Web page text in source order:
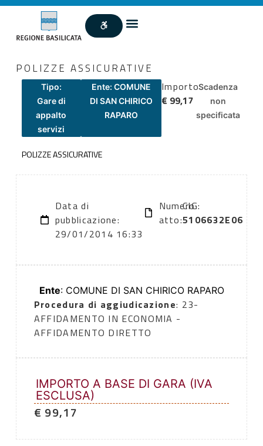
POLIZZE ASSICURATIVE
Tipo:
Gare di
appalto
servizi
Ente: COMUNE
DI SAN CHIRICO
RAPARO
Importo
€ 99,17
Scadenza
non
specificata
POLIZZE ASSICURATIVE
Data di
pubblicazione:
29/01/2014 16:33
Numero
atto:
CIG:
5106632E06
Ente: COMUNE DI SAN CHIRICO RAPARO
Procedura di aggiudicazione: 23-
AFFIDAMENTO IN ECONOMIA -
AFFIDAMENTO DIRETTO
IMPORTO A BASE DI GARA (IVA
ESCLUSA)
€ 99,17